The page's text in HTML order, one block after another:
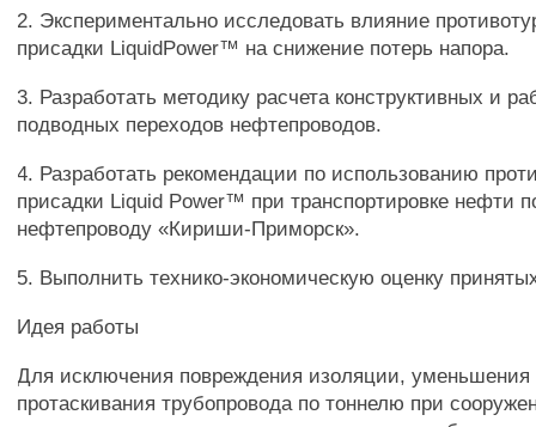
2. Экспериментально исследовать влияние
присадки LiquidPower™ на снижение потерь напора.
3. Разработать методику расчета конструктивных и
подводных переходов нефтепроводов.
4. Разработать рекомендации по использованию
присадки Liquid Power™ при транспортировке нефти
нефтепроводу «Кириши-Приморск».
5. Выполнить технико-экономическую оценку
Идея работы
Для исключения повреждения изоляции, уменьшения
протаскивания трубопровода по тоннелю при